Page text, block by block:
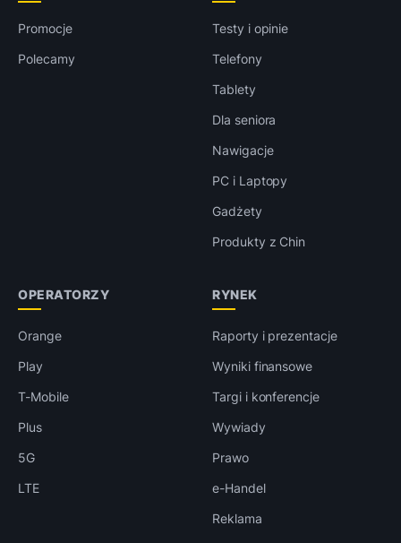
Promocje
Polecamy
Testy i opinie
Telefony
Tablety
Dla seniora
Nawigacje
PC i Laptopy
Gadżety
Produkty z Chin
OPERATORZY
Orange
Play
T-Mobile
Plus
5G
LTE
RYNEK
Raporty i prezentacje
Wyniki finansowe
Targi i konferencje
Wywiady
Prawo
e-Handel
Reklama